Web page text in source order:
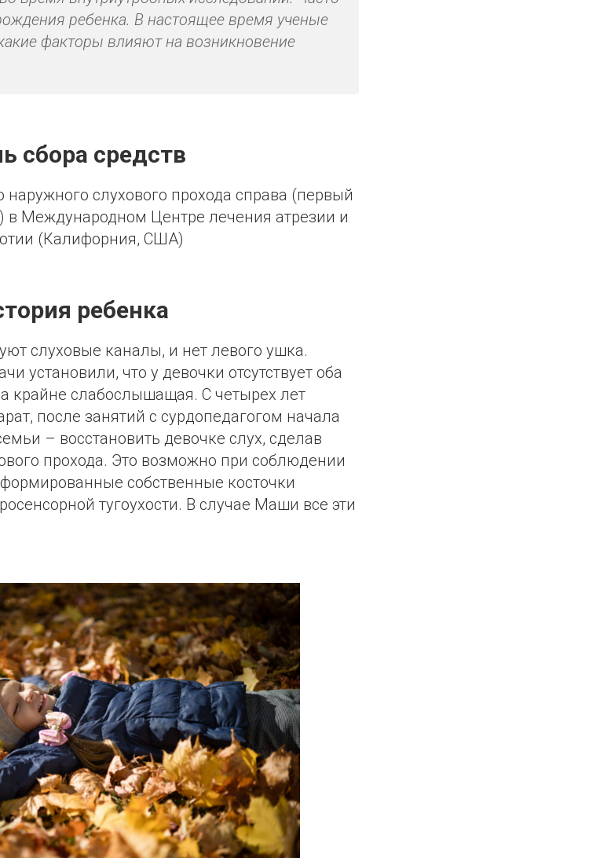
ребенка. В настоящее время ученые
факторы влияют на возникновение
сбора средств
слухового прохода справа (первый
в Международном Центре лечения атрезии и
(Калифорния, США)
ребенка
слуховые каналы, и нет левого ушка.
установили, что у девочки отсутствует оба
крайне слабослышащая. С четырех лет
после занятий с сурдопедагогом начала
– восстановить девочке слух, сделав
прохода. Это возможно при соблюдении
собственные косточки
тугоухости. В случае Маши все эти